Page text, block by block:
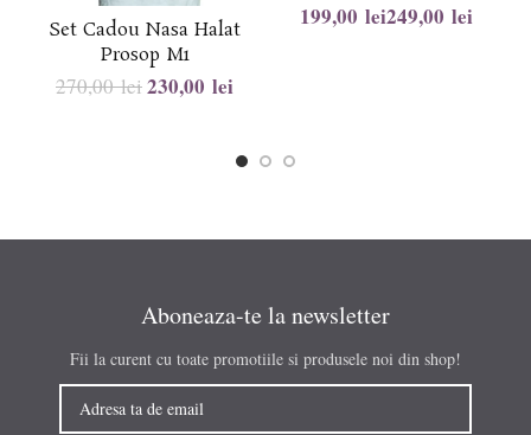
Set Cadou Nasa Halat
Prosop M1
270,00lei230,00 lei
lei lei
Aboneaza-te la newsletter
Fii la curent cu toate promotiile si produsele noi din shop!